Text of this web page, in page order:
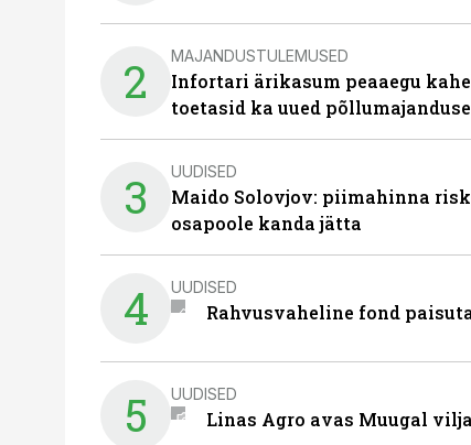
2 MAJANDUSTULEMUSED
Infortari ärikasum peaaegu
toetasid ka uued
3 UUDISED
Maido Solovjov: piimahinna
osapoole kanda jätta
4 UUDISED
Rahvusvaheline fond
5 UUDISED
Linas Agro avas Muugal